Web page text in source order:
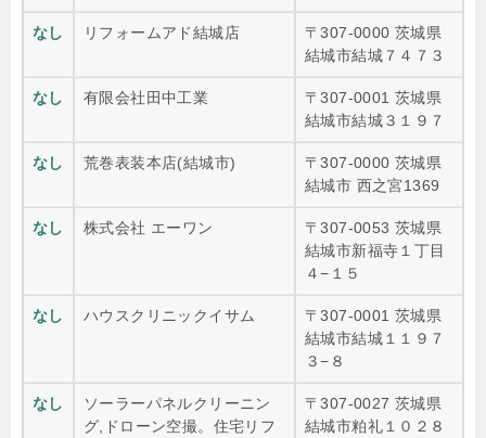
なし リフォームアド結城店
〒307-0000 茨城県
結城市結城７４７３
なし 有限会社田中工業
〒307-0001 茨城県
結城市結城３１９７
なし 荒巻表装本店(結城市)
〒307-0000 茨城県
結城市 西之宮1369
なし 株式会社 エーワン
〒307-0053 茨城県
結城市新福寺１丁目
４−１５
なし ハウスクリニックイサム
〒307-0001 茨城県
結城市結城１１９７
３−８
なし
ソーラーパネルクリーニン
グ,ドローン空撮。住宅リフ
〒307-0027 茨城県
結城市粕礼１０２８